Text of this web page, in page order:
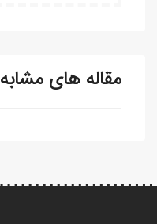
مقاله های مشابه